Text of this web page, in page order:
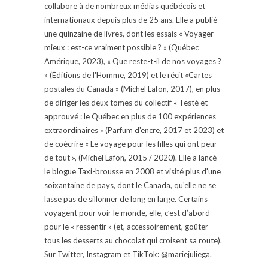
collabore à de nombreux médias québécois et
internationaux depuis plus de 25 ans. Elle a publié
une quinzaine de livres, dont les essais « Voyager
mieux : est-ce vraiment possible ? » (Québec
Amérique, 2023), « Que reste-t-il de nos voyages ?
» (Éditions de l'Homme, 2019) et le récit «Cartes
postales du Canada » (Michel Lafon, 2017), en plus
de diriger les deux tomes du collectif « Testé et
approuvé : le Québec en plus de 100 expériences
extraordinaires » (Parfum d'encre, 2017 et 2023) et
de coécrire « Le voyage pour les filles qui ont peur
de tout », (Michel Lafon, 2015 / 2020). Elle a lancé
le blogue Taxi-brousse en 2008 et visité plus d'une
soixantaine de pays, dont le Canada, qu'elle ne se
lasse pas de sillonner de long en large. Certains
voyagent pour voir le monde, elle, c’est d’abord
pour le « ressentir » (et, accessoirement, goûter
tous les desserts au chocolat qui croisent sa route).
Sur Twitter, Instagram et TikTok: @mariejuliega.